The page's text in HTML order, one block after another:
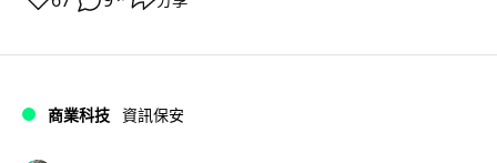
商業科技 資訊保安